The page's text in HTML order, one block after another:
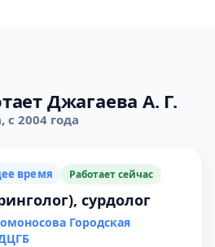
Джагаева А. Г.
2004 года
время Работает сейчас
сурдолог
Городская